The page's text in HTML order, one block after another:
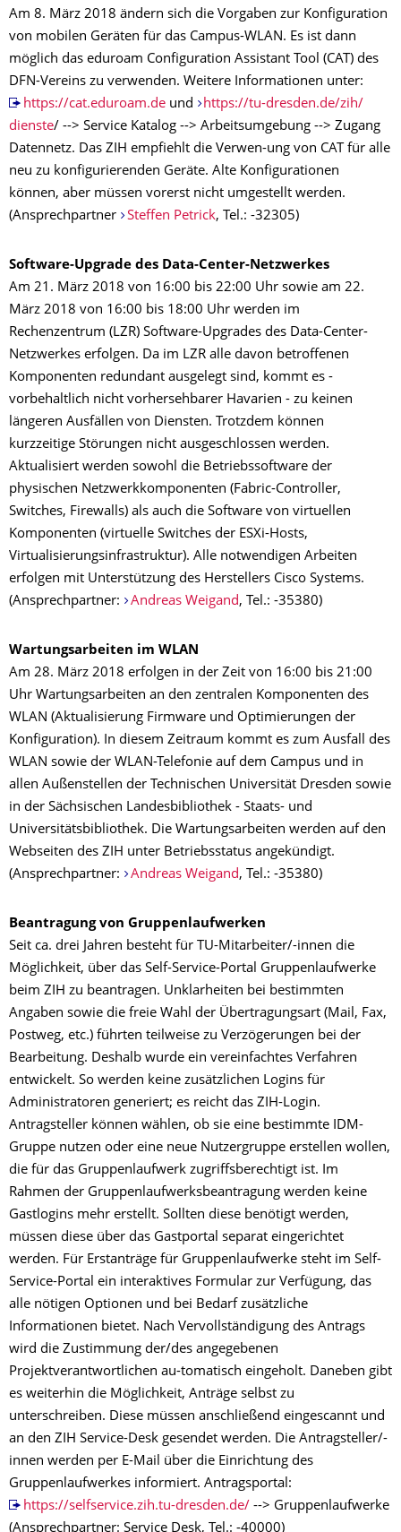
Am 8. März 2018 ändern sich die Vorgaben zur Konfiguration
von mobilen Geräten für das Campus-WLAN. Es ist dann
möglich das eduroam Configuration Assistant Tool (CAT) des
DFN-Vereins zu verwenden. Weitere Informationen unter:
https://cat.eduroam.deund
https://tu-dresden.de/zih/
dienste/ --> Service Katalog --> Arbeitsumgebung --> Zugang
Datennetz. Das ZIH empfiehlt die Verwen-ung von CAT für alle
neu zu konfigurierenden Geräte. Alte Konfigurationen
können, aber müssen vorerst nicht umgestellt werden.
(Ansprechpartner
Steffen Petrick, Tel.: -32305)
Software-Upgrade des Data-Center-Netzwerkes
Am 21. März 2018 von 16:00 bis 22:00 Uhr sowie am 22.
März 2018 von 16:00 bis 18:00 Uhr werden im
Rechenzentrum (LZR) Software-Upgrades des Data-Center-
Netzwerkes erfolgen. Da im LZR alle davon betroffenen
Komponenten redundant ausgelegt sind, kommt es -
vorbehaltlich nicht vorhersehbarer Havarien - zu keinen
längeren Ausfällen von Diensten. Trotzdem können
kurzzeitige Störungen nicht ausgeschlossen werden.
Aktualisiert werden sowohl die Betriebssoftware der
physischen Netzwerkkomponenten (Fabric-Controller,
Switches, Firewalls) als auch die Software von virtuellen
Komponenten (virtuelle Switches der ESXi-Hosts,
Virtualisierungsinfrastruktur). Alle notwendigen Arbeiten
erfolgen mit Unterstützung des Herstellers Cisco Systems.
(Ansprechpartner:
Andreas Weigand, Tel.: -35380)
Wartungsarbeiten im WLAN
Am 28. März 2018 erfolgen in der Zeit von 16:00 bis 21:00
Uhr Wartungsarbeiten an den zentralen Komponenten des
WLAN (Aktualisierung Firmware und Optimierungen der
Konfiguration). In diesem Zeitraum kommt es zum Ausfall des
WLAN sowie der WLAN-Telefonie auf dem Campus und in
allen Außenstellen der Technischen Universität Dresden sowie
in der Sächsischen Landesbibliothek - Staats- und
Universitätsbibliothek. Die Wartungsarbeiten werden auf den
Webseiten des ZIH unter Betriebsstatus angekündigt.
(Ansprechpartner:
Andreas Weigand, Tel.: -35380)
Beantragung von Gruppenlaufwerken
Seit ca. drei Jahren besteht für TU-Mitarbeiter/-innen die
Möglichkeit, über das Self-Service-Portal Gruppenlaufwerke
beim ZIH zu beantragen. Unklarheiten bei bestimmten
Angaben sowie die freie Wahl der Übertragungsart (Mail, Fax,
Postweg, etc.) führten teilweise zu Verzögerungen bei der
Bearbeitung. Deshalb wurde ein vereinfachtes Verfahren
entwickelt. So werden keine zusätzlichen Logins für
Administratoren generiert; es reicht das ZIH-Login.
Antragsteller können wählen, ob sie eine bestimmte IDM-
Gruppe nutzen oder eine neue Nutzergruppe erstellen wollen,
die für das Gruppenlaufwerk zugriffsberechtigt ist. Im
Rahmen der Gruppenlaufwerksbeantragung werden keine
Gastlogins mehr erstellt. Sollten diese benötigt werden,
müssen diese über das Gastportal separat eingerichtet
werden. Für Erstanträge für Gruppenlaufwerke steht im Self-
Service-Portal ein interaktives Formular zur Verfügung, das
alle nötigen Optionen und bei Bedarf zusätzliche
Informationen bietet. Nach Vervollständigung des Antrags
wird die Zustimmung der/des angegebenen
Projektverantwortlichen au-tomatisch eingeholt. Daneben gibt
es weiterhin die Möglichkeit, Anträge selbst zu
unterschreiben. Diese müssen anschließend eingescannt und
an den ZIH Service-Desk gesendet werden. Die Antragsteller/-
innen werden per E-Mail über die Einrichtung des
Gruppenlaufwerkes informiert. Antragsportal:
https://selfservice.zih.tu-dresden.de/ --> Gruppenlaufwerke
(Ansprechpartner: Service Desk, Tel.: -40000)